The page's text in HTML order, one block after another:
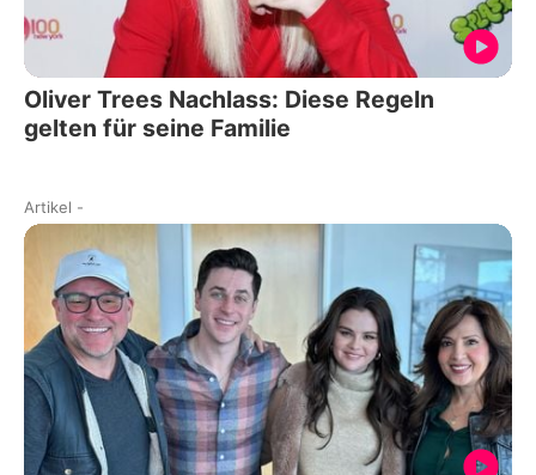
Oliver Trees Nachlass: Diese Regeln
gelten für seine Familie
Artikel -